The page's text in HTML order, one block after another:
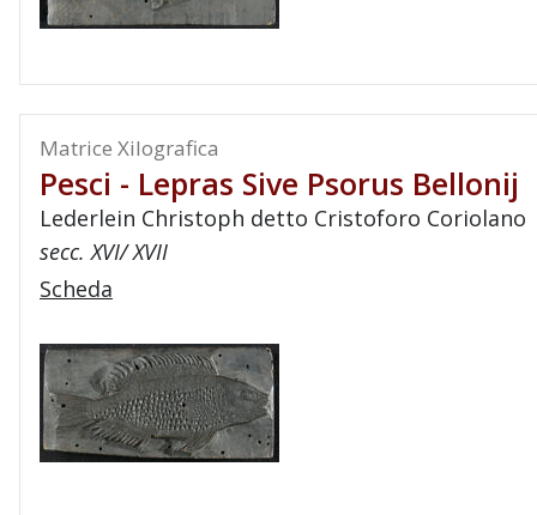
Matrice Xilografica
Pesci - Lepras Sive Psorus Bellonij
Lederlein Christoph detto Cristoforo Coriolano
secc. XVI/ XVII
Scheda